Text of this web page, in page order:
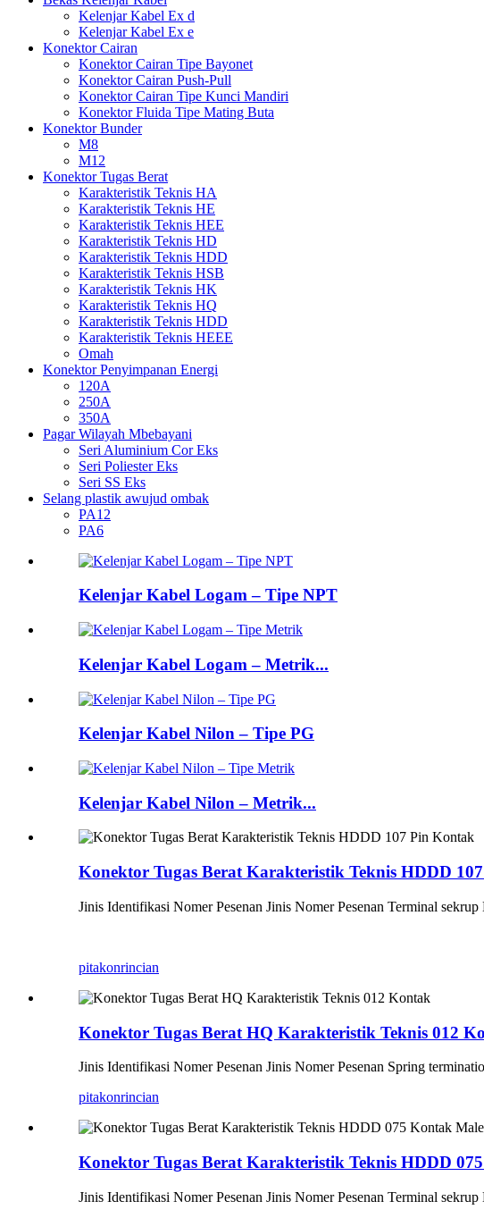
Kelenjar Kabel Ex d
Kelenjar Kabel Ex e
Konektor Cairan
Konektor Cairan Tipe Bayonet
Konektor Cairan Push-Pull
Konektor Cairan Tipe Kunci Mandiri
Konektor Fluida Tipe Mating Buta
Konektor Bunder
M8
M12
Konektor Tugas Berat
Karakteristik Teknis HA
Karakteristik Teknis HE
Karakteristik Teknis HEE
Karakteristik Teknis HD
Karakteristik Teknis HDD
Karakteristik Teknis HSB
Karakteristik Teknis HK
Karakteristik Teknis HQ
Karakteristik Teknis HDD
Karakteristik Teknis HEEE
Omah
Konektor Penyimpanan Energi
120A
250A
350A
Pagar Wilayah Mbebayani
Seri Aluminium Cor Eks
Seri Poliester Eks
Seri SS Eks
Selang plastik awujud ombak
PA12
PA6
Kelenjar Kabel Logam – Tipe NPT
Kelenjar Kabel Logam – Metrik...
Kelenjar Kabel Nilon – Tipe PG
Kelenjar Kabel Nilon – Metrik...
Konektor Tugas Berat Karakteristik Teknis HDDD
Jinis Identifikasi Nomer Pesenan Jinis Nomer Pesenan Terminal
pitakonrincian
Konektor Tugas Berat HQ Karakteristik Teknis 012
Jinis Identifikasi Nomer Pesenan Jinis Nomer Pesenan Spring
pitakonrincian
Konektor Tugas Berat Karakteristik Teknis HDDD
Jinis Identifikasi Nomer Pesenan Jinis Nomer Pesenan Terminal